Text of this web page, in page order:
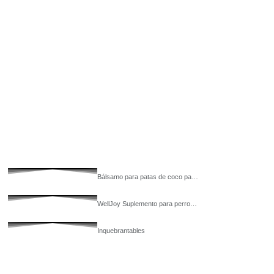
Bálsamo para patas de coco pa…
WellJoy Suplemento para perro…
Inquebrantables